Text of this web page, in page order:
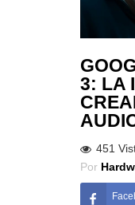
3: LA
451
Por